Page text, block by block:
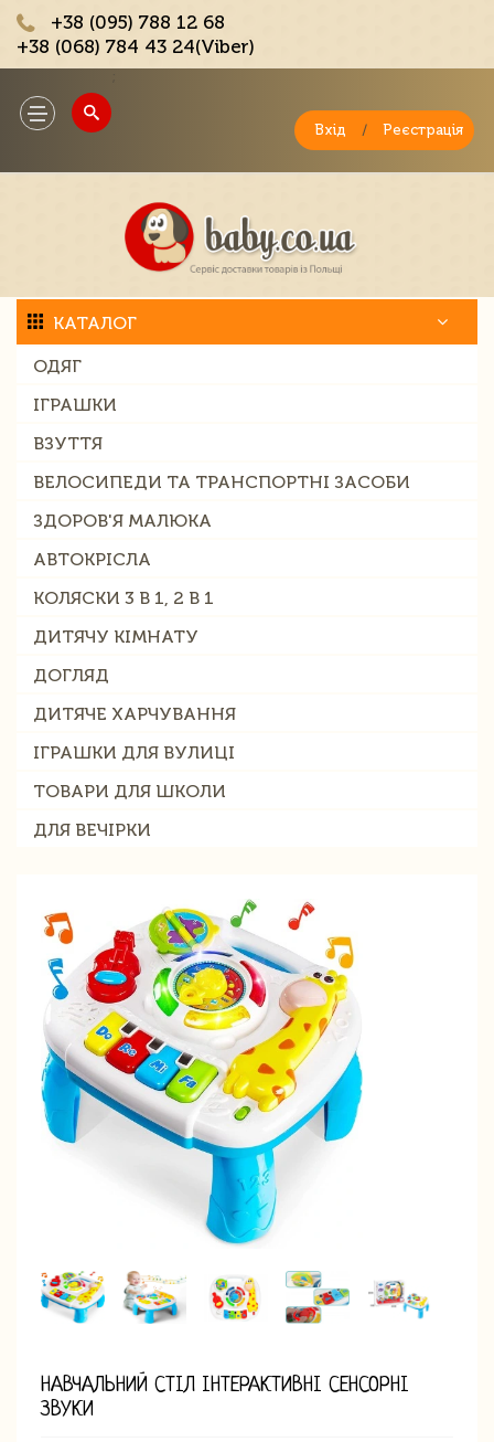
+38 (095) 788 12 68
+38 (068) 784 43 24(Viber)
Toggle
navigation
Вхід / Реєстрація
КАТАЛОГ
ОДЯГ
ІГРАШКИ
ВЗУТТЯ
ВЕЛОСИПЕДИ ТА ТРАНСПОРТНІ ЗАСОБИ
ЗДОРОВ'Я МАЛЮКА
АВТОКРІСЛА
КОЛЯСКИ 3 В 1, 2 В 1
ДИТЯЧУ КІМНАТУ
ДОГЛЯД
ДИТЯЧЕ ХАРЧУВАННЯ
ІГРАШКИ ДЛЯ ВУЛИЦІ
ТОВАРИ ДЛЯ ШКОЛИ
ДЛЯ ВЕЧІРКИ
НАВЧАЛЬНИЙ СТІЛ ІНТЕРАКТИВНІ СЕНСОРНІ
ЗВУКИ